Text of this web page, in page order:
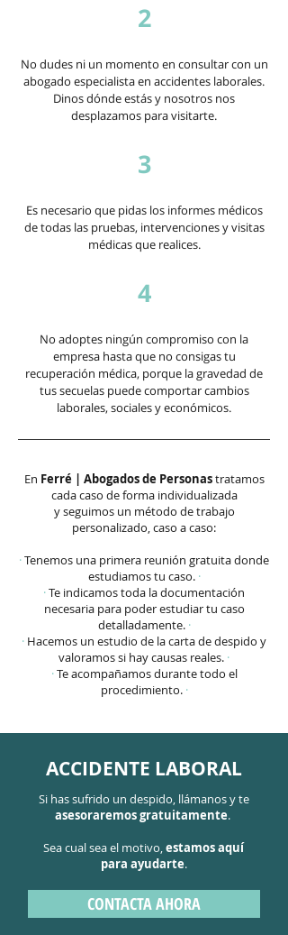
2
No dudes ni un momento en consultar con un
abogado especialista en accidentes laborales.
Dinos dónde estás y nosotros nos
desplazamos para visitarte.
3
Es necesario que pidas los informes médicos
de todas las pruebas, intervenciones y visitas
médicas que realices.
4
No adoptes ningún compromiso con la
empresa hasta que no consigas tu
recuperación médica, porque la gravedad de
tus secuelas puede comportar cambios
laborales, sociales y económicos.
En Ferré | Abogados de Personastratamos
cada caso de forma individualizada
y seguimos un método de trabajo
personalizado, caso a caso:
·Tenemos una primera reunión gratuita donde
estudiamos tu caso. ·
·Te indicamos toda la documentación
necesaria para poder estudiar tu caso
detalladamente.·
· Hacemos un estudio de la carta de despido y
valoramos si hay causas reales. ·
·Te acompañamos durante todo el
procedimiento. ·
ACCIDENTE LABORAL
Si has sufrido un despido, llámanos y te
asesoraremos gratuitamente.
Sea cual sea el motivo,estamos aquí
para ayudarte.
CONTACTA AHORA